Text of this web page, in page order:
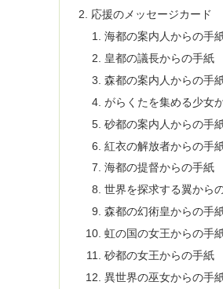
応援のメッセージカード
海都の案内人からの手
皇都の議長からの手紙
森都の案内人からの手
がらくたを集める少女
砂都の案内人からの手
紅衣の解放者からの手
海都の提督からの手紙
世界を探求する翼から
森都の幻術皇からの手
虹の国の女王からの手
砂都の女王からの手紙
異世界の巫女からの手